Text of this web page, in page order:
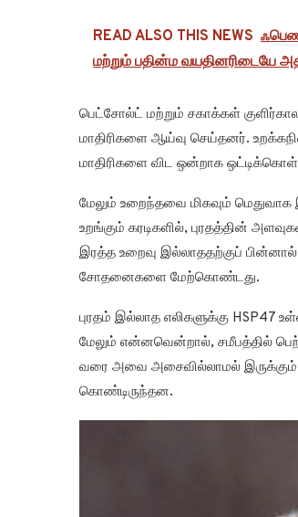
READ ALSO THIS NEWS
மற்றும் பதின்ம வயதினரிடையே
பெட்சோல்ட் மற்றும் சகாக்கள்
மாதிரிகளை ஆய்வு செய்தனர்.
மாதிரிகளை விட ஒன்றாக
மேலும் உறைந்தவை மிகவும் மெதுவாக
உறங்கும் கரடிகளில், புரதத்தின்
இரத்த உறைவு இல்லாததற்குப்
சோதனைகளை மேற்கொண்டது.
புரதம் இல்லாத எலிகளுக்கு HSP47
மேலும் என்னவென்றால், சமீபத்தில்
வரை அவை அசைவில்லாமல்
கொண்டிருந்தன.